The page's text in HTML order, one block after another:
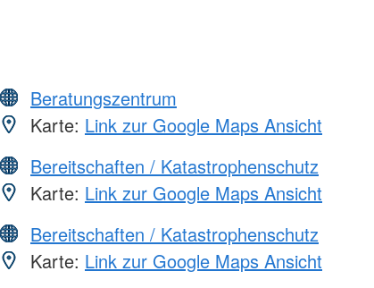
Beratungszentrum
Karte: Link zur Google Maps Ansicht
Bereitschaften / Katastrophenschutz
Karte: Link zur Google Maps Ansicht
Bereitschaften / Katastrophenschutz
Karte: Link zur Google Maps Ansicht